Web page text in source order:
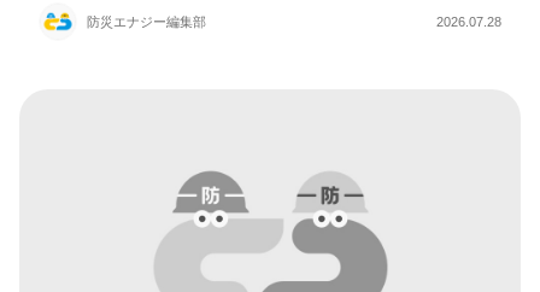
防災エナジー編集部 2026.07.28